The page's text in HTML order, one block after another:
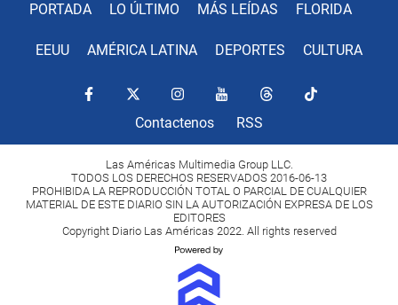
PORTADA LO ÚLTIMO MÁS LEÍDAS FLORIDA
EEUU AMÉRICA LATINA DEPORTES CULTURA
Contactenos RSS
Las Américas Multimedia Group LLC.
TODOS LOS DERECHOS RESERVADOS 2016-06-13
PROHIBIDA LA REPRODUCCIÓN TOTAL O PARCIAL DE CUALQUIER
MATERIAL DE ESTE DIARIO SIN LA AUTORIZACIÓN EXPRESA DE LOS
EDITORES
Copyright Diario Las Américas 2022. All rights reserved